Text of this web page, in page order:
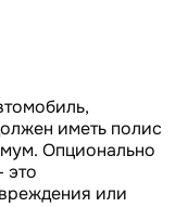
иметь полис
Опционально
или